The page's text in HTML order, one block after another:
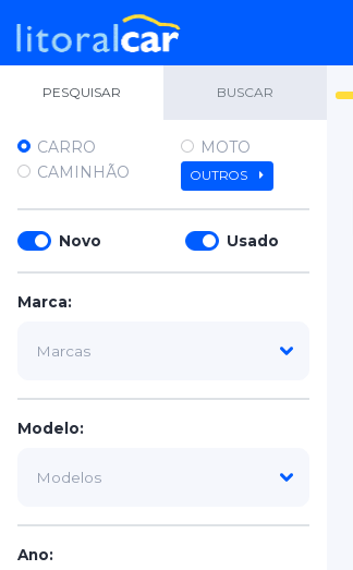
PESQUISAR BUSCAR
CARRO
MOTO
CAMINHÃO
OUTROS
Novo Usado
Marca:
Modelo:
Ano: